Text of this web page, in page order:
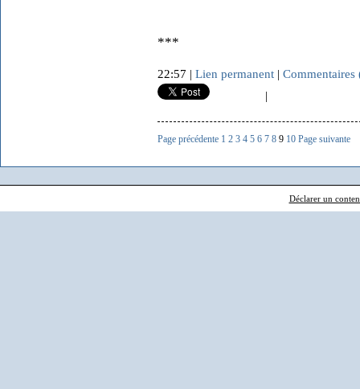
***
22:57 | Lien permanent | Commentaires
|
Page précédente 1 2 3 4 5 6 7 8 9 10 Page suivante
Déclarer un